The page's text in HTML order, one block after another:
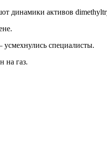
динамики активов
специалисты.
на газ.